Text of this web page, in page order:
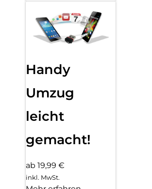
Handy
Umzug
leicht
gemacht!
ab 19,99 €
inkl. MwSt.